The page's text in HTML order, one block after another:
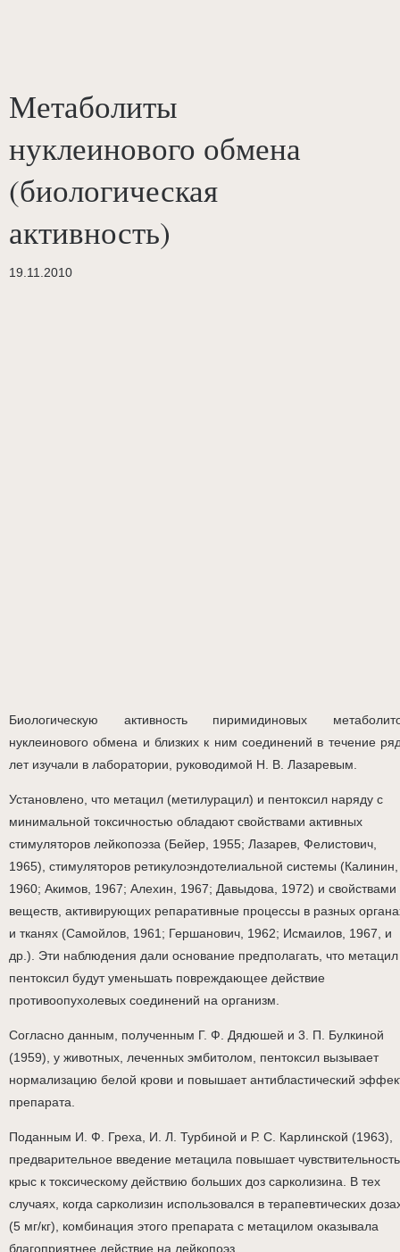
Метаболиты
нуклеинового обмена
(биологическая
активность)
19.11.2010
Биологическую активность пиримидиновых
нуклеинового обмена и близких к ним соединений в течение
лет изучали в лаборатории, руководимой Н. В. Лазаревым.
Установлено, что метацил (метилурацил) и пентоксил наряду с
минимальной токсичностью обладают свойствами активных
стимуляторов лейкопоэза (Бейер, 1955; Лазарев, Фелистович,
1965), стимуляторов ретикулоэндотелиальной системы (Калинин,
1960; Акимов, 1967; Алехин, 1967; Давыдова, 1972) и свойствами
веществ, активирующих репаративные процессы в разных
и тканях (Самойлов, 1961; Гершанович, 1962; Исмаилов, 1967, и
др.). Эти наблюдения дали основание предполагать, что
пентоксил будут уменьшать повреждающее действие
противоопухолевых соединений на организм.
Согласно данным, полученным Г. Ф. Дядюшей и 3. П. Булкиной
(1959), у животных, леченных эмбитолом, пентоксил вызывает
нормализацию белой крови и повышает антибластический
препарата.
Поданным И. Ф. Греха, И. Л. Турбиной и Р. С. Карлинской (1963),
предварительное введение метацила повышает чувствительность
крыс к токсическому действию больших доз сарколизина. В тех
случаях, когда сарколизин использовался в терапевтических
(5 мг/кг), комбинация этого препарата с метацилом оказывала
благоприятнее действие на лейкопоэз.